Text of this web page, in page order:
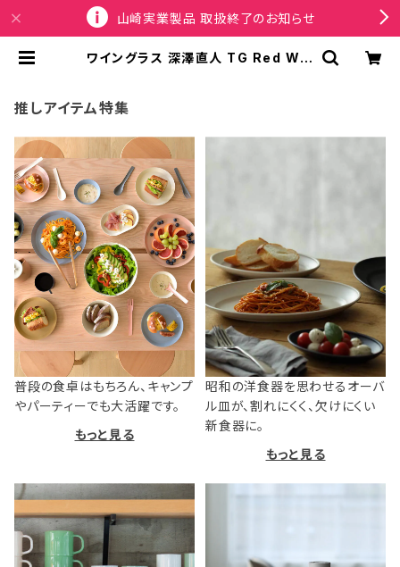
山崎実業製品 取扱終了のお知らせ
ワイングラス 深澤直人 TG Red Win
推しアイテム特集
普段の食卓はもちろん、キャンプ
やパーティーでも大活躍です。
もっと見る
昭和の洋食器を思わせるオーバ
ル皿が、割れにくく、欠けにくい
新食器に。
もっと見る